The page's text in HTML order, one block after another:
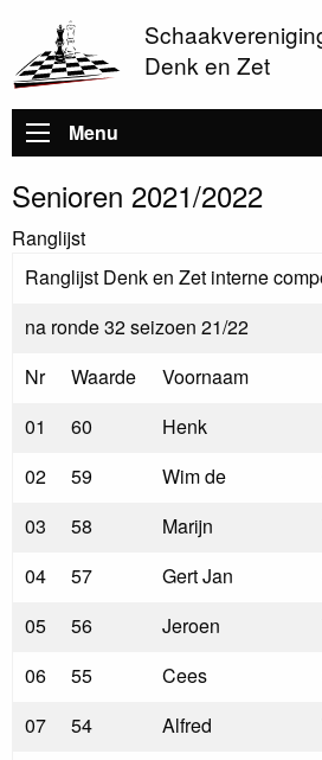
Denk en Zet
Hoofdnavigatie
Menu
Senioren 2021/2022
Ranglijst
Ranglijst Denk en Zet interne
na ronde 32 seizoen 21/22
Nr
Waarde Voornaam
01
60 Henk
02
59 Wim de
03
58 Marijn
04
57 Gert Jan
05
56 Jeroen
06
55 Cees
07
54 Alfred